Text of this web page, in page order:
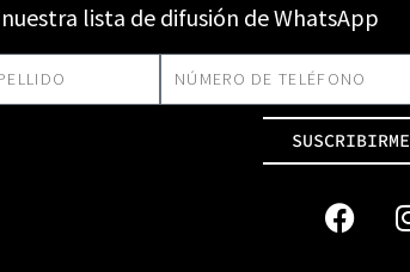
lista de difusión de WhatsApp
SUSCRIBIRME